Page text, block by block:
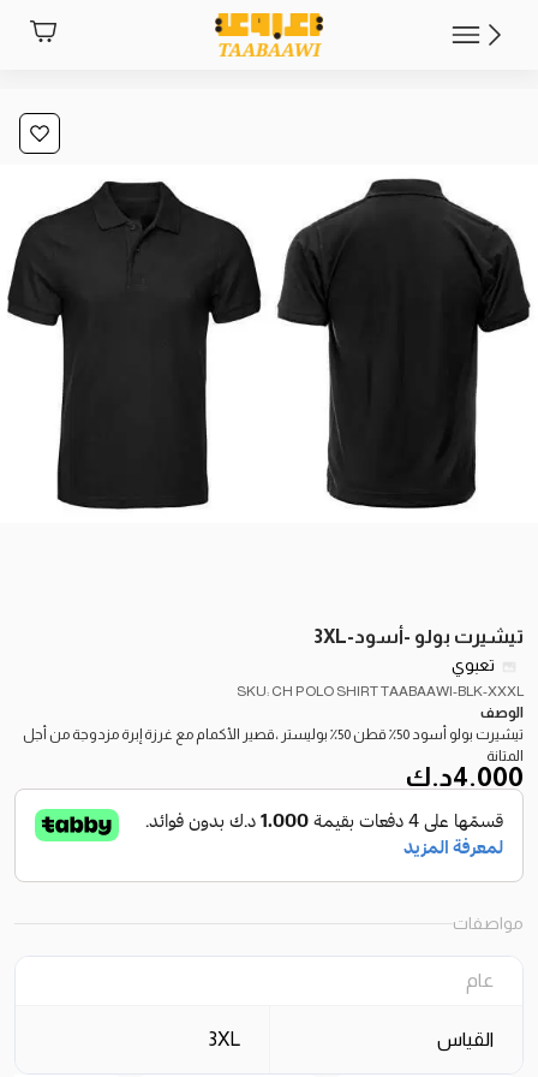
تيشيرت بولو -أسود-3XL
تعبوي
SKU: CH POLO SHIRT TAABAAWI-BLK-XXXL
الوصف
تيشيرت بولو أسود 50٪ قطن 50٪ بوليستر ،قصير الأكمام مع غرزة إبرة مزدوجة من أجل
المتانة
4.000د.ك
مواصفات
عام
القياس 3XL